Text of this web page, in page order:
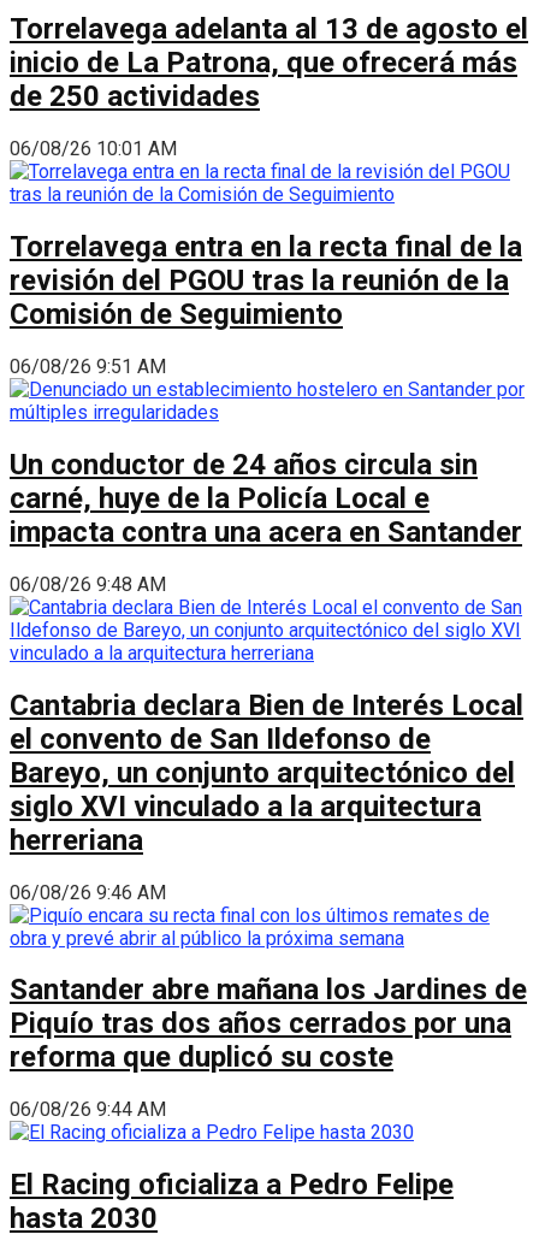
Torrelavega adelanta al 13 de agosto el
inicio de La Patrona, que ofrecerá más
de 250 actividades
06/08/26 10:01 AM
Torrelavega entra en la recta final de la
revisión del PGOU tras la reunión de la
Comisión de Seguimiento
06/08/26 9:51 AM
Un conductor de 24 años circula sin
carné, huye de la Policía Local e
impacta contra una acera en Santander
06/08/26 9:48 AM
Cantabria declara Bien de Interés Local
el convento de San Ildefonso de
Bareyo, un conjunto arquitectónico del
siglo XVI vinculado a la arquitectura
herreriana
06/08/26 9:46 AM
Santander abre mañana los Jardines de
Piquío tras dos años cerrados por una
reforma que duplicó su coste
06/08/26 9:44 AM
El Racing oficializa a Pedro Felipe
hasta 2030